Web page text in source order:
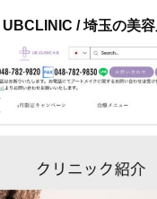
/ 埼玉の美